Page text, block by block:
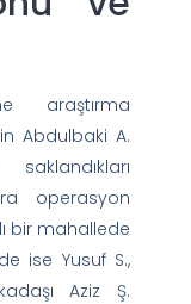
araştırma
Abdulbaki A.
operasyon
bir mahallede
ise Yusuf S.,
Aziz Ş.